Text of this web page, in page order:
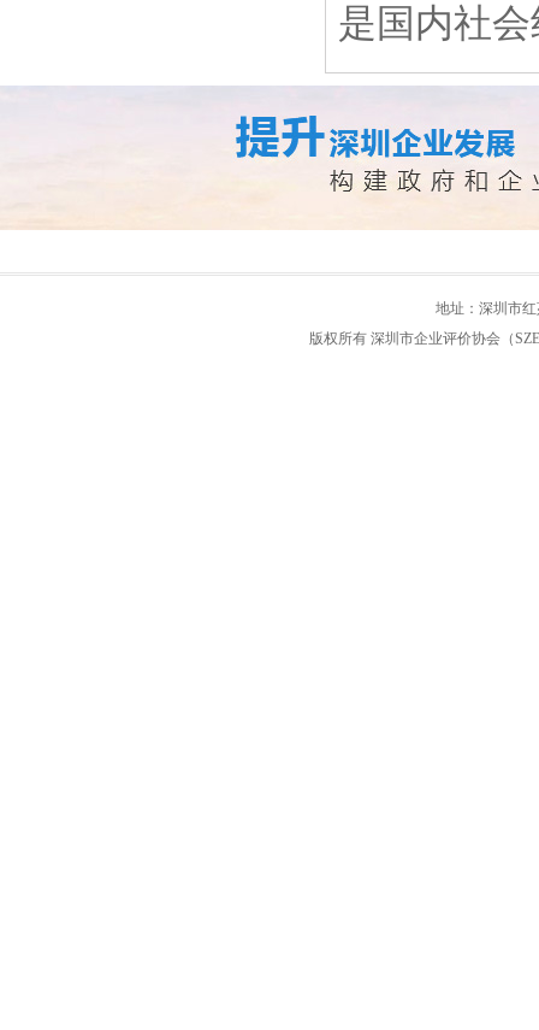
是国内社
地址：深圳市红
版权所有 深圳市企业评价协会（